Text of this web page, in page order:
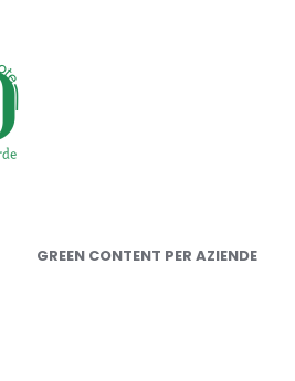
GREEN CONTENT PER AZIENDE